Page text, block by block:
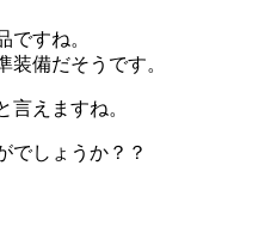
ですね。
装備だそうです。
言えますね。
でしょうか？？